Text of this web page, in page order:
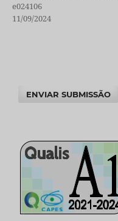
e024106
11/09/2024
ENVIAR SUBMISSÃO